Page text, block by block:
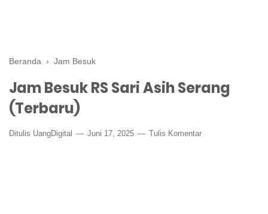
Beranda › Jam Besuk
Jam Besuk RS Sari Asih Serang
(Terbaru)
Ditulis UangDigital Juni 17, 2025 Tulis Komentar